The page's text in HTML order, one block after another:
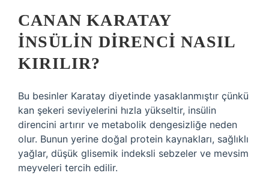
CANAN KARATAY
INSÜLIN DIRENCI NASIL
KIRILIR?
Bu besinler Karatay diyetinde yasaklanmıştır çünkü
kan şekeri seviyelerini hızla yükseltir, insülin
direncini artırır ve metabolik dengesizliğe neden
olur. Bunun yerine doğal protein kaynakları, sağlıklı
yağlar, düşük glisemik indeksli sebzeler ve mevsim
meyveleri tercih edilir.